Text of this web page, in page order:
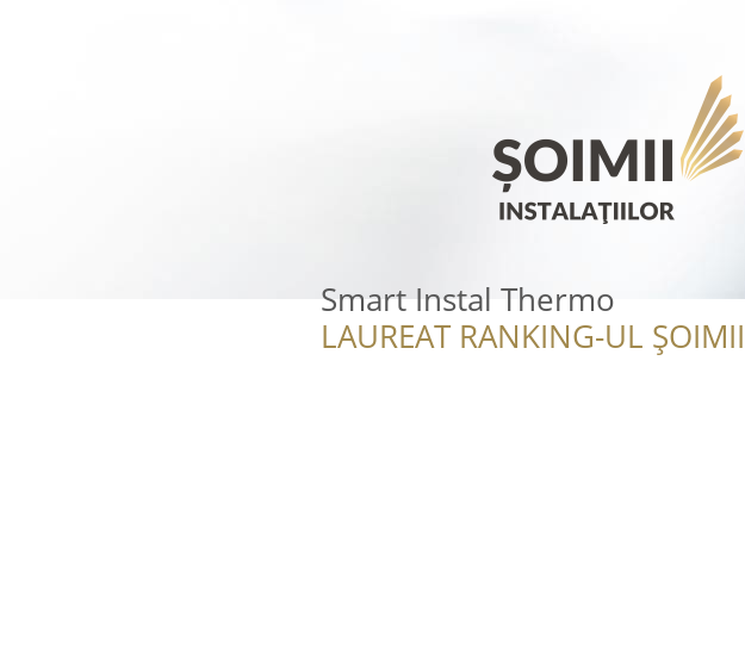
Smart Instal Thermo
LAUREAT RANKING-UL ȘOIMII